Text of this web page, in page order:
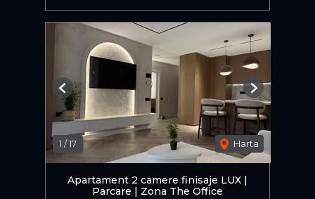
1 /17 Harta
Previous Next
Apartament 2 camere finisaje LUX |
Parcare | Zona The Office